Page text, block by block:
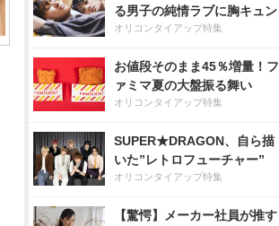
る男子の純情ラブに胸キュン
オリコンタイアップ特集
お値段そのまま45％増量！フ
ァミマ夏の大盤振る舞い
オリコンタイアップ特集
SUPER★DRAGON、自ら描
いた”レトロフューチャー”
オリコンタイアップ特集
【驚愕】メーカー社員が推す